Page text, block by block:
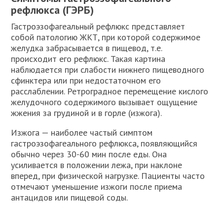
рефлюкса (ГЭРБ)
Гастроэзофагеальный рефлюкс представляет
собой патологию ЖКТ, при которой содержимое
желудка забрасывается в пищевод, т.е.
происходит его рефлюкс. Такая картина
наблюдается при слабости нижнего пищеводного
сфинктера или при недостаточном его
расслаблении. Ретроградное перемещение кислого
желудочного содержимого вызывает ощущение
жжения за грудиной и в горле (изжога).
Изжога — наиболее частый симптом
гастроэзофагеального рефлюкса, появляющийся
обычно через 30-60 мин после еды. Она
усиливается в положении лежа, при наклоне
вперед, при физической нагрузке. Пациенты часто
отмечают уменьшение изжоги после приема
антацидов или пищевой соды.